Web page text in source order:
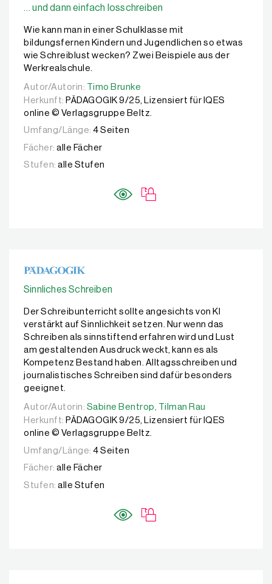
… und dann einfach losschreiben
Wie kann man in einer Schulklasse mit
bildungsfernen Kindern und Jugendlichen so etwas
wie Schreiblust wecken? Zwei Beispiele aus der
Werkrealschule.
Autor/Autorin: Timo Brunke
Autor/Autorin:
Timo Brunke
Herkunft: PÄDAGOGIK 9/25, Lizensiert für IQES
online © Verlagsgruppe Beltz.
Umfang/Länge: 4 Seiten
Fächer: alle Fächer
Stufen: alle Stufen
Sinnliches Schreiben
Der Schreibunterricht sollte angesichts von KI
verstärkt auf Sinnlichkeit setzen. Nur wenn das
Schreiben als sinnstiftend erfahren wird und Lust
am gestaltenden Ausdruck weckt, kann es als
Kompetenz Bestand haben. Alltagsschreiben und
journalistisches Schreiben sind dafür besonders
geeignet.
Autor/Autorin: Sabine Bentrop, Tilman Rau
Autor/Autorin: Sabine Bentrop,
Tilman Rau
Herkunft: PÄDAGOGIK 9/25, Lizensiert für IQES
online © Verlagsgruppe Beltz.
Umfang/Länge: 4 Seiten
Fächer: alle Fächer
Stufen: alle Stufen